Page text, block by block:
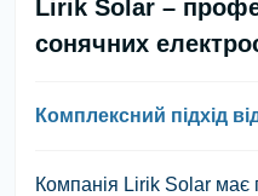
Lirik Solar –
сонячних
Комплексний підхід
Компанія Lirik Solar має